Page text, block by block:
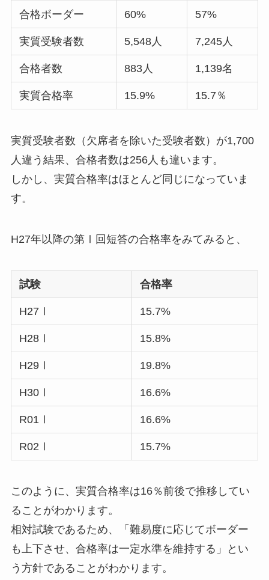
合格ボーダー 60% 57%
実質受験者数 5,548人 7,245人
合格者数 883人 1,139名
実質合格率 15.9% 15.7％
実質受験者数（欠席者を除いた受験者数）が1,700
人違う結果、合格者数は256人も違います。
しかし、実質合格率はほとんど同じになっていま
す。
H27年以降の第Ⅰ回短答の合格率をみてみると、
試験 合格率
H27Ⅰ 15.7%
H28Ⅰ 15.8%
H29Ⅰ 19.8%
H30Ⅰ 16.6%
R01Ⅰ 16.6%
R02Ⅰ 15.7%
このように、実質合格率は16％前後で推移してい
ることがわかります。
相対試験であるため、「難易度に応じてボーダー
も上下させ、合格率は一定水準を維持する」とい
う方針であることがわかります。